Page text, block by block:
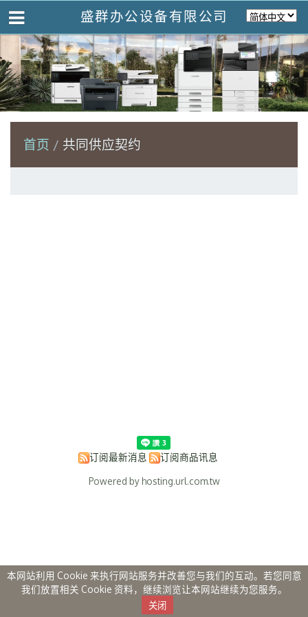
盛群办公设备有限公司
首页 共同供应契约
订阅最新消息 订阅商品讯息
Powered by hosting.url.com.tw
本网站利用 Cookie 来执行网站服务并改善您与我们的互动。若您同意
我们放置相关 Cookie 资料，继续浏览让本网站继续为您服务。